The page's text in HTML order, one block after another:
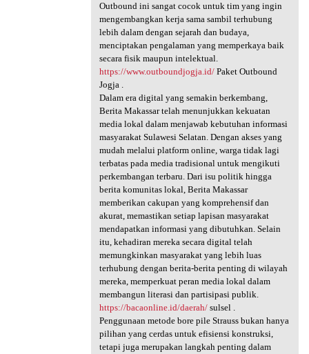
Outbound ini sangat cocok untuk tim yang ingin
mengembangkan kerja sama sambil terhubung
lebih dalam dengan sejarah dan budaya,
menciptakan pengalaman yang memperkaya baik
secara fisik maupun intelektual.
https://www.outboundjogja.id/Paket Outbound
Jogja .
Dalam era digital yang semakin berkembang,
Berita Makassar telah menunjukkan kekuatan
media lokal dalam menjawab kebutuhan informasi
masyarakat Sulawesi Selatan. Dengan akses yang
mudah melalui platform online, warga tidak lagi
terbatas pada media tradisional untuk mengikuti
perkembangan terbaru. Dari isu politik hingga
berita komunitas lokal, Berita Makassar
memberikan cakupan yang komprehensif dan
akurat, memastikan setiap lapisan masyarakat
mendapatkan informasi yang dibutuhkan. Selain
itu, kehadiran mereka secara digital telah
memungkinkan masyarakat yang lebih luas
terhubung dengan berita-berita penting di wilayah
mereka, memperkuat peran media lokal dalam
membangun literasi dan partisipasi publik.
https://bacaonline.id/daerah/sulsel .
Penggunaan metode bore pile Strauss bukan hanya
pilihan yang cerdas untuk efisiensi konstruksi,
tetapi juga merupakan langkah penting dalam